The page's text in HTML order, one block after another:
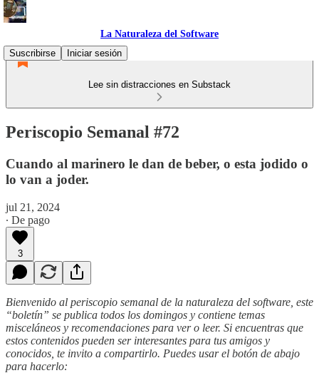
La Naturaleza del Software
Suscribirse
Iniciar sesión
Lee sin distracciones en Substack
Periscopio Semanal #72
Cuando al marinero le dan de beber, o esta jodido o
lo van a joder.
jul 21, 2024
∙ De pago
3
Bienvenido al periscopio semanal de la naturaleza del software, este
“boletín” se publica todos los domingos y contiene temas
misceláneos y recomendaciones para ver o leer. Si encuentras que
estos contenidos pueden ser interesantes para tus amigos y
conocidos, te invito a compartirlo. Puedes usar el botón de abajo
para hacerlo: